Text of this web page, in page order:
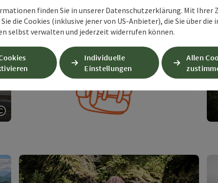
Copyright öffnen
finden Sie in unserer Datenschutzerklärung. Mit Ihrer
die Cookies (inklusive jener von US-Anbieter), die Sie über die
selbst verwalten und jederzeit widerrufen können.
Individuelle
Einstellungen
Allen